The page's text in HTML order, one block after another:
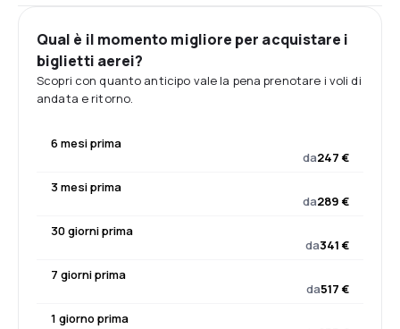
Qual è il momento migliore per acquistare i
biglietti aerei?
Scopri con quanto anticipo vale la pena prenotare i voli di
andata e ritorno.
6 mesi prima
da247 €
3 mesi prima
da289 €
30 giorni prima
da341 €
7 giorni prima
da517 €
1 giorno prima